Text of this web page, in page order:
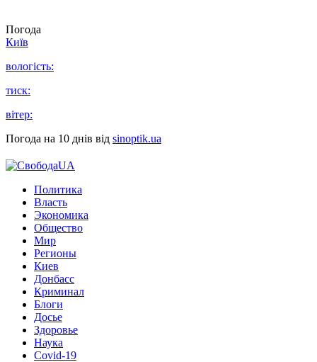
Погода
Київ
вологість:
тиск:
вітер:
Погода на 10 днів від sinoptik.ua
Политика
Власть
Экономика
Общество
Мир
Регионы
Киев
Донбасс
Криминал
Блоги
Досье
Здоровье
Наука
Covid-19